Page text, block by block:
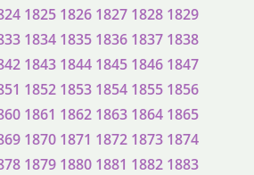
1825 1826 1827 1828 1829
1834 1835 1836 1837 1838
1843 1844 1845 1846 1847
1852 1853 1854 1855 1856
1861 1862 1863 1864 1865
1870 1871 1872 1873 1874
1879 1880 1881 1882 1883